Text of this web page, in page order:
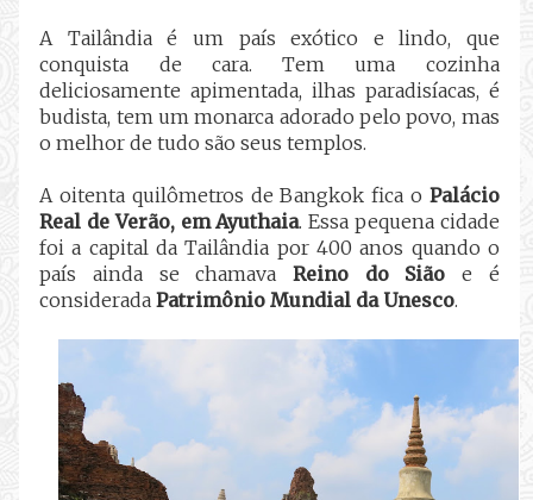
A Tailândia é um país exótico e lindo, que
conquista de cara. Tem uma cozinha
deliciosamente apimentada, ilhas paradisíacas, é
budista, tem um monarca adorado pelo povo, mas
o melhor de tudo são seus templos.
A oitenta quilômetros de Bangkok fica o Palácio
Real de Verão, em Ayuthaia. Essa pequena cidade
foi a capital da Tailândia por 400 anos quando o
país ainda se chamava Reino do Sião e é
consideradaPatrimônio Mundial da Unesco.